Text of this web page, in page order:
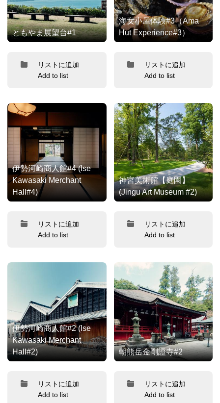
ともやま展望台#1
リストに追加
Add to list
海女小屋体験#3（Ama
Hut Experience#3）
リストに追加
Add to list
伊勢河崎商人館#4 (Ise
Kawasaki Merchant
Hall#4)
リストに追加
Add to list
神宮美術館【庭園】
(Jingu Art Museum #2)
リストに追加
Add to list
伊勢河崎商人館#2 (Ise
Kawasaki Merchant
Hall#2)
リストに追加
Add to list
朝熊岳金剛證寺#2
リストに追加
Add to list